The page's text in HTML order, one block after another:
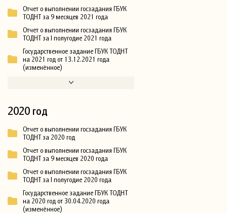
Отчет о выполнении госзадания ГБУК
ТОДНТ за 9 месяцев 2021 года
Отчет о выполнении госзадания ГБУК
ТОДНТ за I полугодие 2021 года
Государственное задание ГБУК ТОДНТ
на 2021 год от 13.12.2021 года
(изменённое)
2020 год
Отчет о выполнении госзадания ГБУК
ТОДНТ за 2020 год
Отчет о выполнении госзадания ГБУК
ТОДНТ за 9 месяцев 2020 года
Отчет о выполнении госзадания ГБУК
ТОДНТ за I полугодие 2020 года
Государственное задание ГБУК ТОДНТ
на 2020 год от 30.04.2020 года
(изменённое)